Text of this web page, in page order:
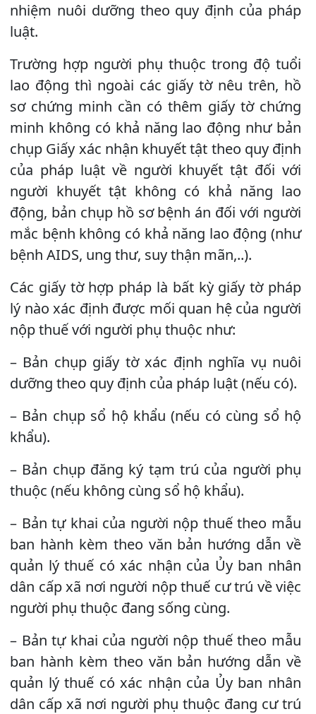
nhiệm nuôi dưỡng theo quy định của pháp
luật.
Trường hợp người phụ thuộc trong độ tuổi
lao động thì ngoài các giấy tờ nêu trên, hồ
sơ chứng minh cần có thêm giấy tờ chứng
minh không có khả năng lao động như bản
chụp Giấy xác nhận khuyết tật theo quy định
của pháp luật về người khuyết tật đối với
người khuyết tật không có khả năng lao
động, bản chụp hồ sơ bệnh án đối với người
mắc bệnh không có khả năng lao động (như
bệnh AIDS, ung thư, suy thận mãn,..).
Các giấy tờ hợp pháp là bất kỳ giấy tờ pháp
lý nào xác định được mối quan hệ của người
nộp thuế với người phụ thuộc như:
– Bản chụp giấy tờ xác định nghĩa vụ nuôi
dưỡng theo quy định của pháp luật (nếu có).
– Bản chụp sổ hộ khẩu (nếu có cùng sổ hộ
khẩu).
– Bản chụp đăng ký tạm trú của người phụ
thuộc (nếu không cùng sổ hộ khẩu).
– Bản tự khai của người nộp thuế theo mẫu
ban hành kèm theo văn bản hướng dẫn về
quản lý thuế có xác nhận của Ủy ban nhân
dân cấp xã nơi người nộp thuế cư trú về việc
người phụ thuộc đang sống cùng.
– Bản tự khai của người nộp thuế theo mẫu
ban hành kèm theo văn bản hướng dẫn về
quản lý thuế có xác nhận của Ủy ban nhân
dân cấp xã nơi người phụ thuộc đang cư trú